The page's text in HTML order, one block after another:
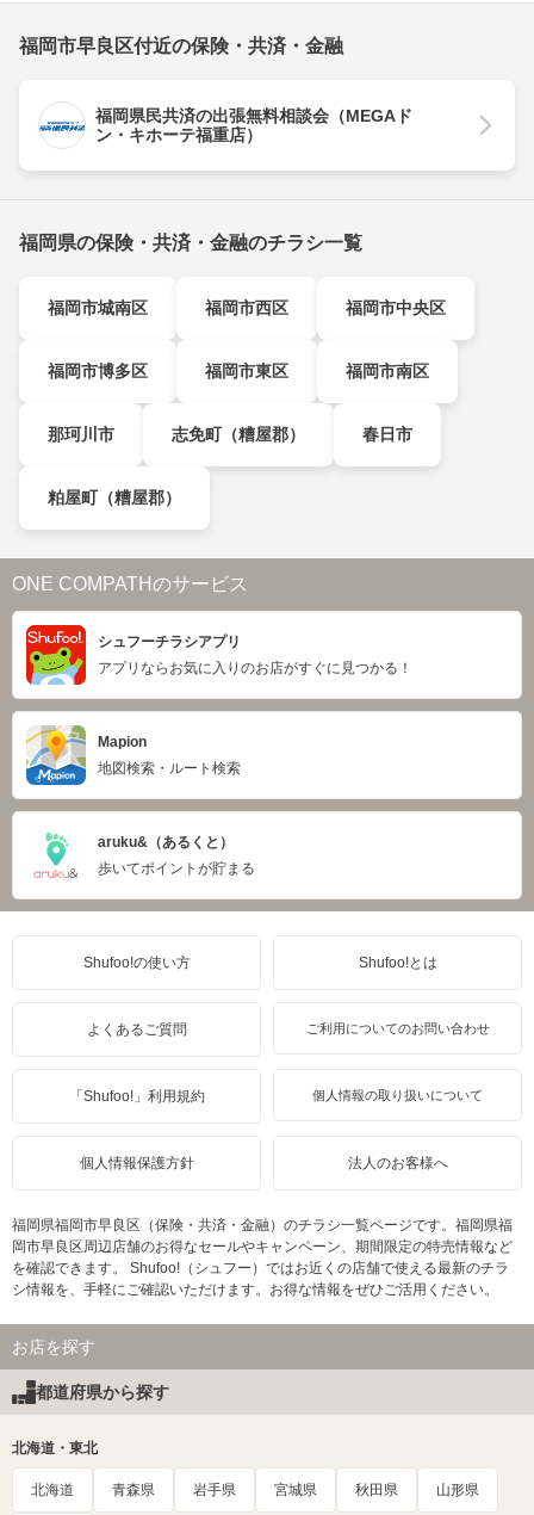
福岡市早良区付近の保険・共済・金融
福岡県民共済の出張無料相談会（MEGAド
ン・キホーテ福重店）
福岡県の保険・共済・金融のチラシ一覧
福岡市城南区 福岡市西区 福岡市中央区
福岡市博多区 福岡市東区 福岡市南区
那珂川市 志免町（糟屋郡） 春日市
粕屋町（糟屋郡）
ONE COMPATHのサービス
シュフーチラシアプリ
アプリならお気に入りのお店がすぐに見つかる！
Mapion
地図検索・ルート検索
aruku&（あるくと）
歩いてポイントが貯まる
Shufoo!の使い方 Shufoo!とは
よくあるご質問 ご利用についてのお問い合わせ
「Shufoo!」利用規約 個人情報の取り扱いについて
個人情報保護方針 法人のお客様へ
福岡県福岡市早良区（保険・共済・金融）のチラシ一覧ページです。福岡県福
岡市早良区周辺店舗のお得なセールやキャンペーン、期間限定の特売情報など
を確認できます。 Shufoo!（シュフー）ではお近くの店舗で使える最新のチラ
シ情報を、手軽にご確認いただけます。お得な情報をぜひご活用ください。
お店を探す
都道府県から探す
北海道・東北
北海道 青森県 岩手県 宮城県 秋田県 山形県